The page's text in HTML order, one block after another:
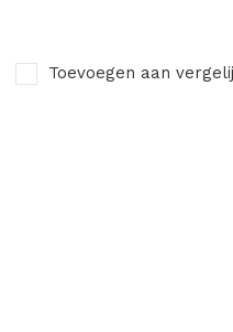
Toevoegen aan